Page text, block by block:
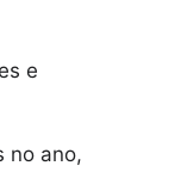
e
no ano,